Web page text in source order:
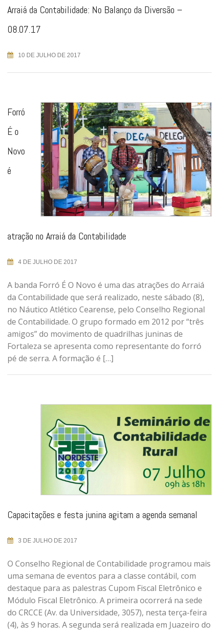
Arraiá da Contabilidade: No Balanço da Diversão –
08.07.17
10 DE JULHO DE 2017
Forró
É o
Novo
é
atração no Arraiá da Contabilidade
4 DE JULHO DE 2017
A banda Forró É O Novo é uma das atrações do Arraiá
da Contabilidade que será realizado, neste sábado (8),
no Náutico Atlético Cearense, pelo Conselho Regional
de Contabilidade. O grupo formado em 2012 por “três
amigos” do movimento de quadrilhas juninas de
Fortaleza se apresenta como representante do forró
pé de serra. A formação é […]
Capacitações e festa junina agitam a agenda semanal
3 DE JULHO DE 2017
O Conselho Regional de Contabilidade programou mais
uma semana de eventos para a classe contábil, com
destaque para as palestras Cupom Fiscal Eletrônico e
Módulo Fiscal Eletrônico. A primeira ocorrerá na sede
do CRCCE (Av. da Universidade, 3057), nesta terça-feira
(4), às 9 horas. A segunda será realizada em Juazeiro do